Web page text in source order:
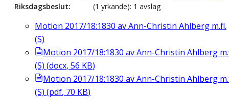
Riksdagsbeslut
(1 yrkande): 1 avslag
Motion 2017/18:1830 av Ann-Christin Ahlberg m.fl.
(S)
Motion 2017/18:1830 av Ann-Christin Ahlberg
(S) (docx, 56 KB)
Motion 2017/18:1830 av Ann-Christin Ahlberg
(S) (pdf, 70 KB)